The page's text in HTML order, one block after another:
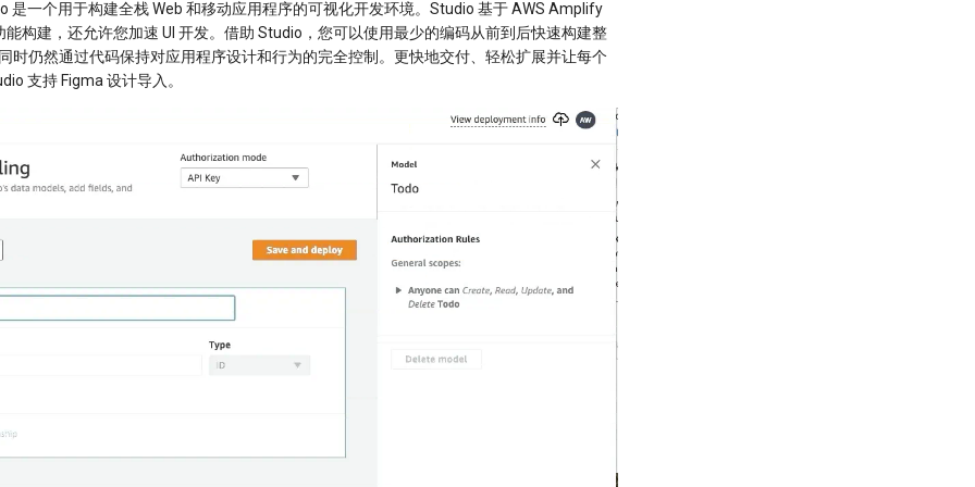
是一个用于构建全栈 Web 和移动应用程序的可视化开发环境。Studio 基于 AWS Amplify
能构建，还允许您加速 UI 开发。借助 Studio，您可以使用最少的编码从前到后快速构建整
时仍然通过代码保持对应用程序设计和行为的完全控制。更快地交付、轻松扩展并让每个
支持 Figma 设计导入。